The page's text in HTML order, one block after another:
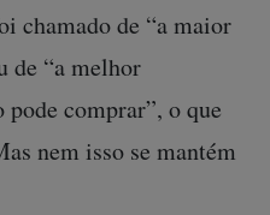
chamado de “a maior
de “a melhor
comprar”, o que
nem isso se mantém